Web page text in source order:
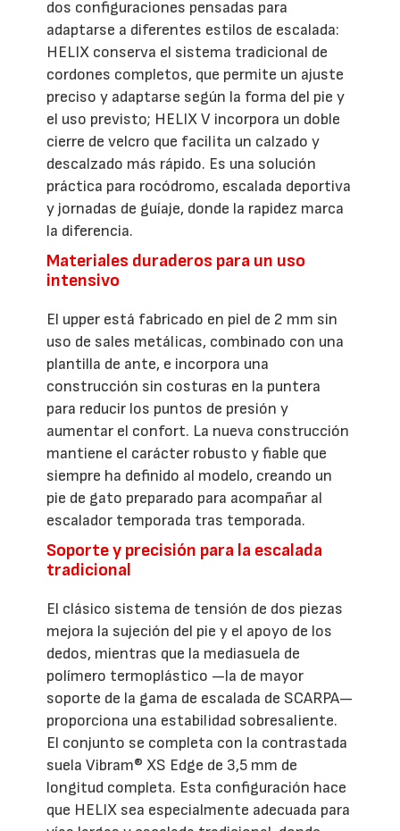
dos configuraciones pensadas para
adaptarse a diferentes estilos de escalada:
HELIX conserva el sistema tradicional de
cordones completos, que permite un ajuste
preciso y adaptarse según la forma del pie y
el uso previsto; HELIX V incorpora un doble
cierre de velcro que facilita un calzado y
descalzado más rápido. Es una solución
práctica para rocódromo, escalada deportiva
y jornadas de guíaje, donde la rapidez marca
la diferencia.
Materiales duraderos para un uso
intensivo
El upper está fabricado en piel de 2 mm sin
uso de sales metálicas, combinado con una
plantilla de ante, e incorpora una
construcción sin costuras en la puntera
para reducir los puntos de presión y
aumentar el confort. La nueva construcción
mantiene el carácter robusto y fiable que
siempre ha definido al modelo, creando un
pie de gato preparado para acompañar al
escalador temporada tras temporada.
Soporte y precisión para la escalada
tradicional
El clásico sistema de tensión de dos piezas
mejora la sujeción del pie y el apoyo de los
dedos, mientras que la mediasuela de
polímero termoplástico —la de mayor
soporte de la gama de escalada de SCARPA—
proporciona una estabilidad sobresaliente.
El conjunto se completa con la contrastada
suela Vibram® XS Edge de 3,5 mm de
longitud completa. Esta configuración hace
que HELIX sea especialmente adecuada para